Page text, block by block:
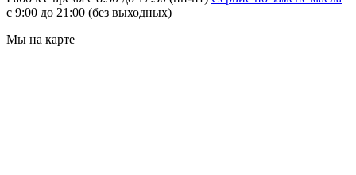
с 9:00 до 21:00 (без выходных)
Мы на карте